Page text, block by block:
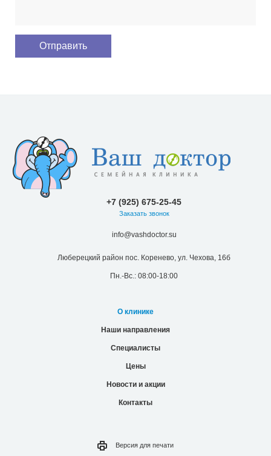
+7 (925) 675-25-45
Заказать звонок
info@vashdoctor.su
Люберецкий район пос. Коренево, ул. Чехова, 16б
Пн.-Вс.: 08:00-18:00
О клинике
Наши направления
Специалисты
Цены
Новости и акции
Контакты
Версия для печати